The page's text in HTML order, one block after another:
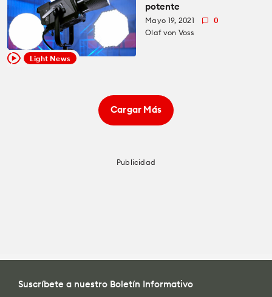
Light News
potente
Mayo 19, 2021
0
Olaf von Voss
Cargar Más
Publicidad